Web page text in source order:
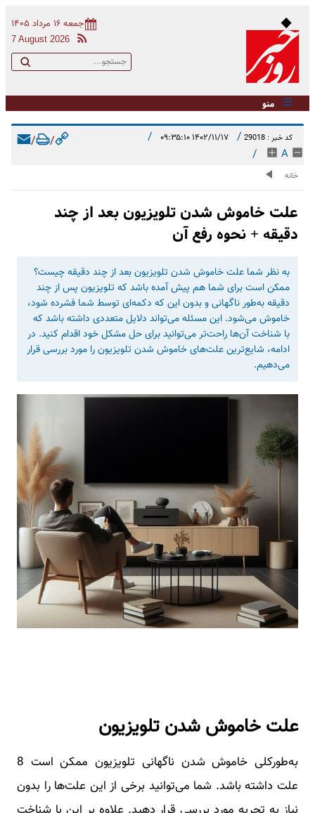
جمعه ۱۶ مرداد ۱۴۰۵
7 August 2026
منو
کد خبر : 29018 / ۱۴۰۲/۱۱/۱۷ ۰۹:۳۵:۱۰ /
A
/
/
/
خانه
علت خاموش شدن تلویزیون بعد از چند
دقیقه + نحوه رفع آن
به نظر شما علت خاموش شدن تلویزیون بعد از چند دقیقه چیست؟
ممکن است برای شما هم پیش آمده باشد که تلویزیون پس از چند
دقیقه به‌طور ناگهانی و بدون این که دکمه‌ای توسط شما فشرده شود،
خاموش می‌شود. این مسئله می‌تواند دلایل متعددی داشته باشد که
با شناخت آن‌ها راحت‌تر می‌توانید برای حل مشکل خود اقدام کنید. در
ادامه، شایع‌ترین علت‌های خاموش شدن تلویزیون را مورد بررسی قرار
می‌دهیم.
علت خاموش شدن تلویزیون
به‌طورکلی خاموش شدن ناگهانی تلویزیون ممکن است 8
علت داشته باشد. شما می‌توانید برخی از این علت‌ها را بدون